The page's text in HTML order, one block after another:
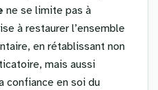
ne se limite pas à
à restaurer l’ensemble
en rétablissant non
mais aussi
confiance en soi du